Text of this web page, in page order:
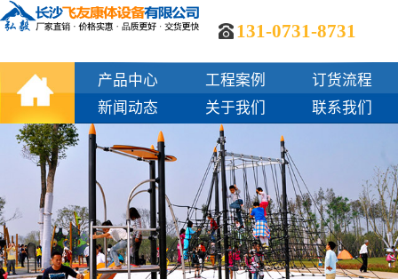
131-0731-8731
产品中心 工程案例
订货流程
新闻动态
关于我们 联系我们